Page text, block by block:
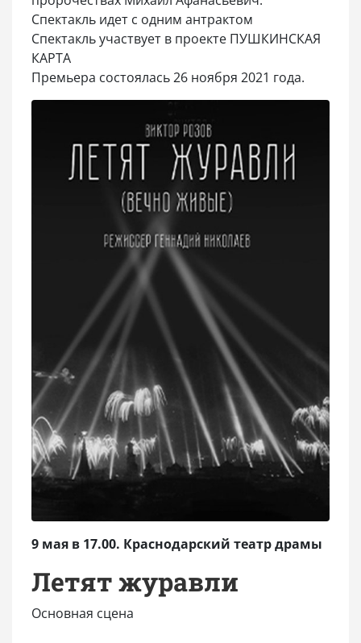
Спектакль идет с одним антрактом
Спектакль участвует в проекте ПУШКИНСКАЯ
КАРТА
Премьера состоялась 26 ноября 2021 года.
9 мая в 17.00. Краснодарский театр драмы
Летят журавли
Основная сцена